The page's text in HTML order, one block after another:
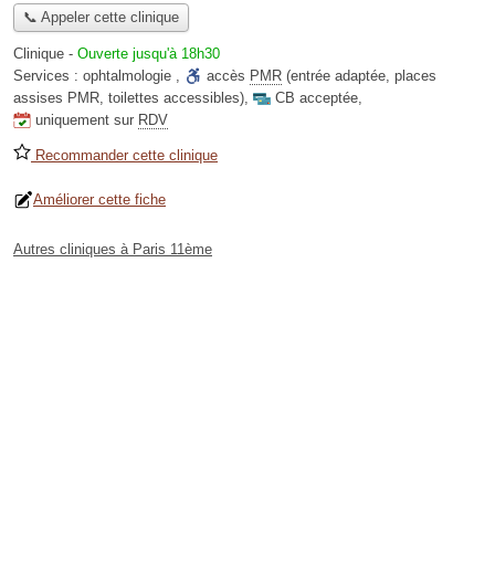
📞 Appeler cette clinique
Clinique - Ouverte jusqu'à 18h30
Services : ophtalmologie , accès PMR (entrée adaptée, places
assises PMR, toilettes accessibles), CB acceptée,
uniquement sur RDV
Recommander cette clinique
Améliorer cette fiche
Autres cliniques à Paris 11ème